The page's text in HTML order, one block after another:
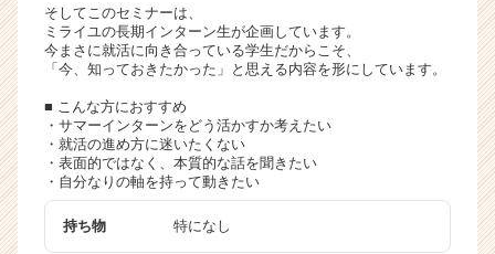
C
a
r
e
e
r）
そしてこのセミナーは、
ミライユの長期インターン生が企画しています。
今まさに就活に向き合っている学生だからこそ、
「今、知っておきたかった」と思える内容を形にしています。
■ こんな方におすすめ
・サマーインターンをどう活かすか考えたい
・就活の進め方に迷いたくない
・表面的ではなく、本質的な話を聞きたい
・自分なりの軸を持って動きたい
持ち物 特になし